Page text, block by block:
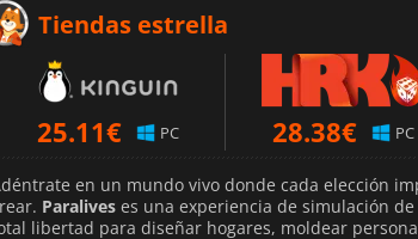
Tiendas estrella
25.11€ PC 28.38€ PC
en un mundo vivo donde cada elección
Paralives es una experiencia de simulación
libertad para diseñar hogares, moldear